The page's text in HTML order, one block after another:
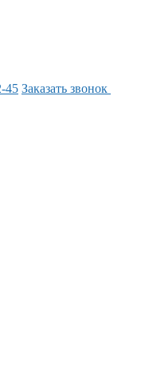
45 Заказать звонок